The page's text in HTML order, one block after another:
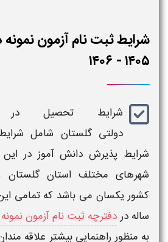
شرایط ثبت نام آزمون
​​۱۴۰۵ - ۱۴۰۶
شرایط تحصیل در
دولتیگلستان شامل
شرایط پذیرش دانش آموز در این
شهرهای مختلف استانگلستان
کشور یکسان می باشد که تمامی
ساله در دفترچه ثبت نام آزمون
به منظور راهنمایی بیشتر علاقه